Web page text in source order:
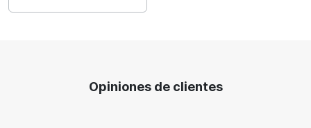
Opiniones de clientes